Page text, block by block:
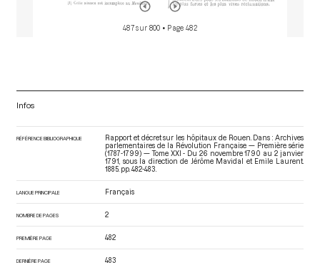
487 sur 800 • Page 482
Infos
RÉFÉRENCE BIBLIOGRAPHIQUE
Rapport et décret sur les hôpitaux de Rouen. Dans : Archives
parlementaires de la Révolution Française — Première série
(1787-1799) — Tome XXI - Du 26 novembre 1790 au 2 janvier
1791
, sous la direction de Jérôme Mavidal et Emile Laurent.
1885. pp. 482-483.
LANGUE PRINCIPALE Français
NOMBRE DE PAGES 2
PREMIÈRE PAGE 482
DERNIÈRE PAGE 483